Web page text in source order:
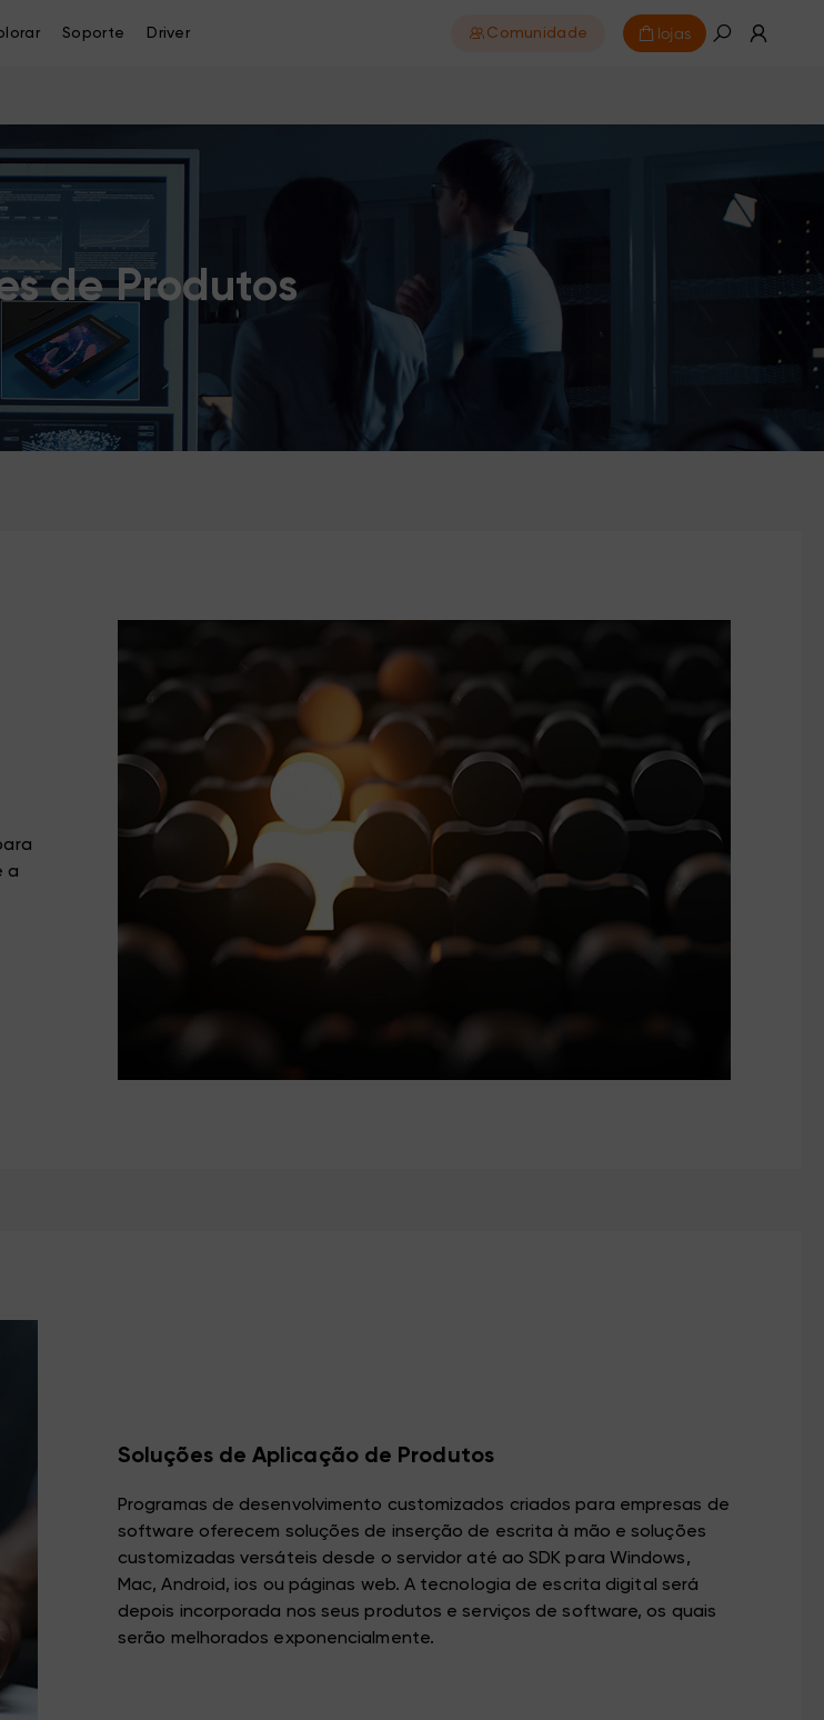
Soporte Driver Comunidade lojas
de Produtos
a
Soluções de Aplicação de Produtos
Programas de desenvolvimento customizados criados para empresas de
software oferecem soluções de inserção de escrita à mão e soluções
customizadas versáteis desde o servidor até ao SDK para Windows,
Mac, Android, ios ou páginas web. A tecnologia de escrita digital será
depois incorporada nos seus produtos e serviços de software, os quais
serão melhorados exponencialmente.